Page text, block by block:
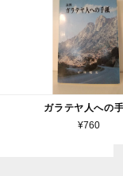
ガラテヤ人への
¥760